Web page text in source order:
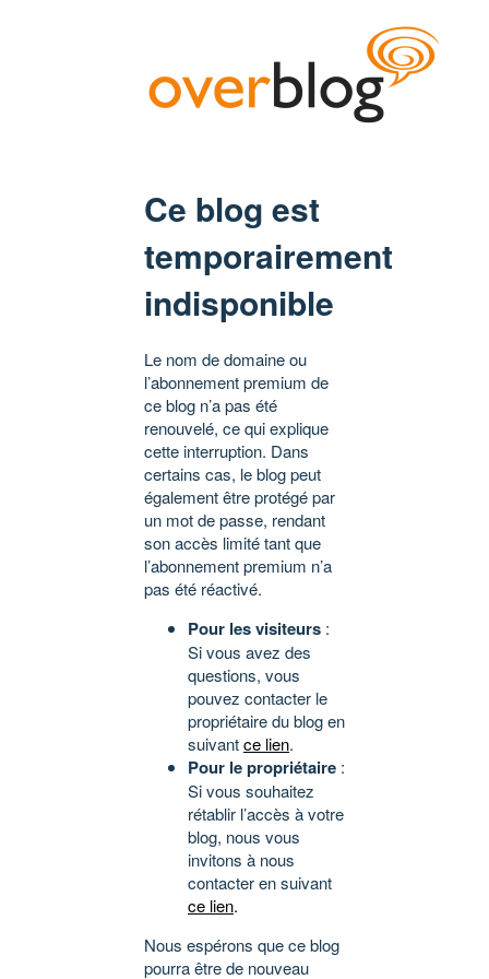
Ce blog est
temporairement
indisponible
Le nom de domaine ou
l’abonnement premium de
ce blog n’a pas été
renouvelé, ce qui explique
cette interruption. Dans
certains cas, le blog peut
également être protégé par
un mot de passe, rendant
son accès limité tant que
l’abonnement premium n’a
pas été réactivé.
Pour les visiteurs :
Si vous avez des
questions, vous
pouvez contacter le
propriétaire du blog en
suivantce lien.
Pour le propriétaire :
Si vous souhaitez
rétablir l’accès à votre
blog, nous vous
invitons à nous
contacter en suivant
ce lien.
Nous espérons que ce blog
pourra être de nouveau